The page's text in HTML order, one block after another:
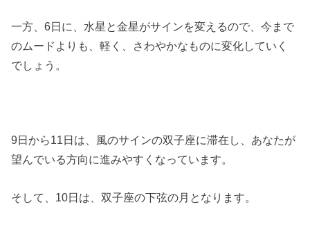
一方、6日に、水星と金星がサインを変えるので、今まで
のムードよりも、軽く、さわやかなものに変化していく
でしょう。
9日から11日は、風のサインの双子座に滞在し、あなたが
望んでいる方向に進みやすくなっています。
そして、10日は、双子座の下弦の月となります。